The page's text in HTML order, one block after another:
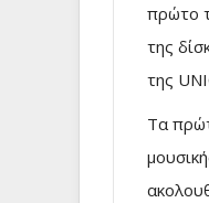
πρώτο
της
της
Τα